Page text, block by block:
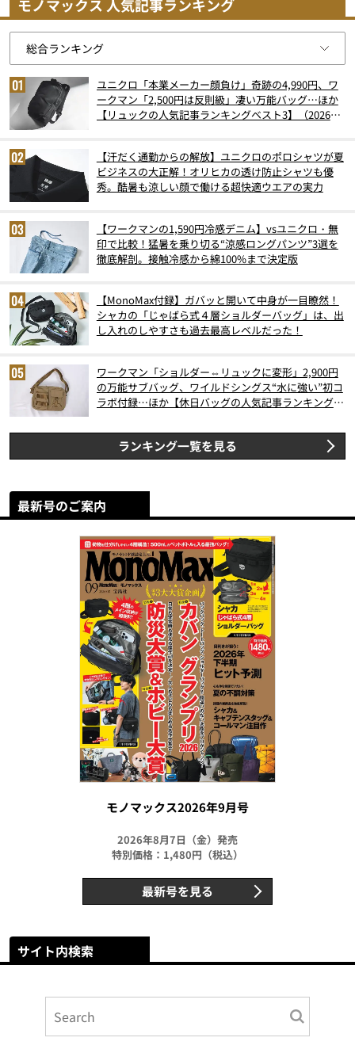
モノマックス 人気記事ランキング
ユニクロ「本業メーカー顔負け」奇跡の4,990円、ワ
ークマン「2,500円は反則級」凄い万能バッグ…ほか
【リュックの人気記事ランキングベスト3】（2026年
【汗だく通勤からの解放】ユニクロのポロシャツが夏
ビジネスの大正解！オリヒカの透け防止シャツも優
秀。酷暑も涼しい顔で働ける超快適ウエアの実力
【ワークマンの1,590円冷感デニム】vsユニクロ・無
印で比較！猛暑を乗り切る“涼感ロングパンツ”3選を
徹底解剖。接触冷感から綿100%まで決定版
【MonoMax付録】ガバッと開いて中身が一目瞭然！
シャカの「じゃばら式４層ショルダーバッグ」は、出
し入れのしやすさも過去最高レベルだった！
ワークマン「ショルダー⇔リュックに変形」2,900円
の万能サブバッグ、ワイルドシングス“水に強い”初コ
ラボ付録…ほか【休日バッグの人気記事ランキングベ
ランキング一覧を見る
最新号のご案内
モノマックス2026年9月号
2026年8月7日（金）発売
特別価格：1,480円（税込）
最新号を見る
サイト内検索